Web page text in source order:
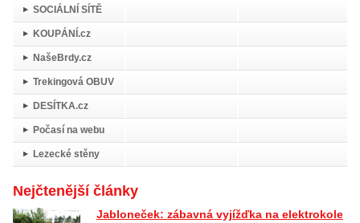
SOCIÁLNÍ SÍTĚ
KOUPÁNÍ.cz
NašeBrdy.cz
Trekingová OBUV
DESÍTKA.cz
Počasí na webu
Lezecké stěny
Nejčtenější články
Jabloneček: zábavná vyjížďka na elektrokole